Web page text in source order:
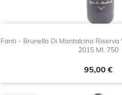
Fanti - Brunello Di Montalcino
2015 Ml. 750
Prezzo
95,00 €